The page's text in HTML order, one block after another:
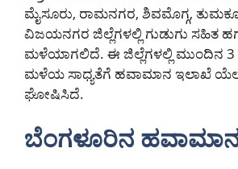
ಮೈಸೂರು, ರಾಮನಗರ, ಶಿವಮೊಗ್ಗ,
ವಿಜಯನಗರ ಜಿಲ್ಲೆಗಳಲ್ಲಿ ಗುಡುಗು ಸಹಿತ
ಮಳೆಯಾಗಲಿದೆ. ಈ ಜಿಲ್ಲೆಗಳಲ್ಲಿ ಮುಂದಿನ 3
ಮಳೆಯ ಸಾಧ್ಯತೆಗೆ ಹವಾಮಾನ ಇಲಾಖೆ
ಘೋಷಿಸಿದೆ.
ಬೆಂಗಳೂರಿನ